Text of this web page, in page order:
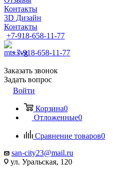
Контакты
3D Дизайн
Контакты
+7-918-658-11-77
+7-918-658-11-77
Заказать звонок
Задать вопрос
Войти
Корзина0
Отложенные0
Сравнение товаров0
san-city23@mail.ru
ул. Уральская, 120